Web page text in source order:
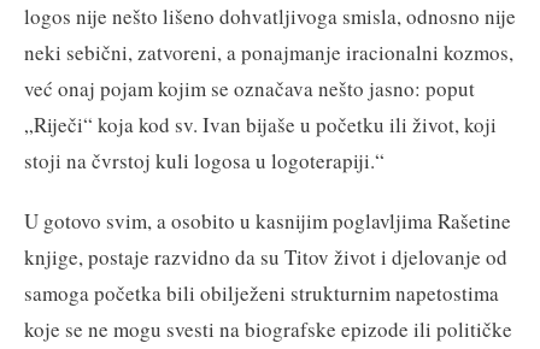
logos nije nešto lišeno dohvatljivoga smisla, odnosno nije
neki sebični, zatvoreni, a ponajmanje iracionalni kozmos,
već onaj pojam kojim se označava nešto jasno: poput
„Riječi“ koja kod sv. Ivan bijaše u početku ili život, koji
stoji na čvrstoj kuli logosa u logoterapiji.“
U gotovo svim, a osobito u kasnijim poglavljima Rašetine
knjige, postaje razvidno da su Titov život i djelovanje od
samoga početka bili obilježeni strukturnim napetostima
koje se ne mogu svesti na biografske epizode ili političke